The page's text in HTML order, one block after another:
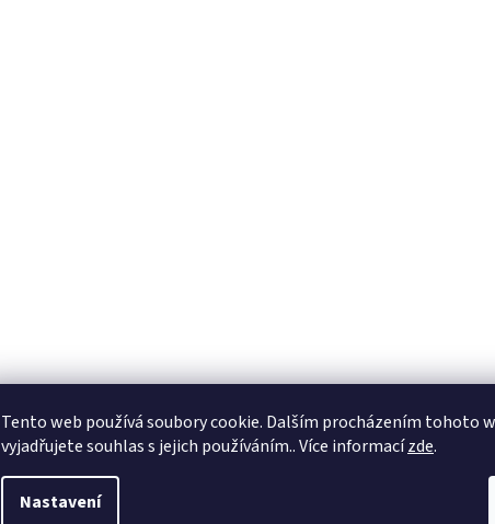
Tento web používá soubory cookie. Dalším procházením tohoto
vyjadřujete souhlas s jejich používáním.. Více informacízde.
Nastavení